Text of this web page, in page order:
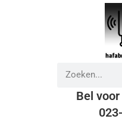
Bel